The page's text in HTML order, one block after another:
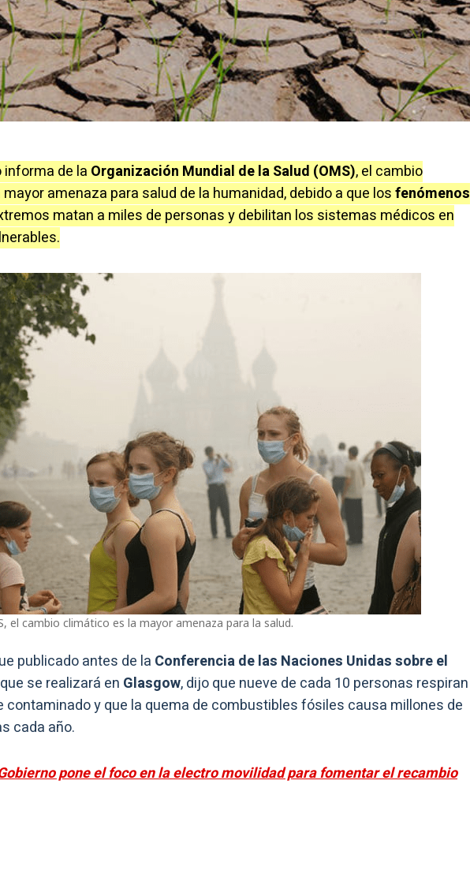
informa de la Organización Mundial de la Salud (OMS), el cambio
amenaza para salud de la humanidad, debido a que losfenómenos
matan a miles de personas y debilitan los sistemas médicos en
el cambio climático es la mayor amenaza para la salud.
publicado antes de la Conferencia de las Naciones Unidas sobre el
que se realizará en Glasgow, dijo que nueve de cada 10 personas respiran
contaminado y que la quema de combustibles fósiles causa millones de
cada año.
pone el foco en la electro movilidad para fomentar el recambio